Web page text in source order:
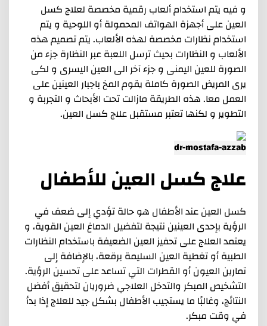
و فيه يتم استخدام ألعاب رقمية مخصصة لعلاج كسل
العين على أجهزة الهواتف المحمولة أو اللوحية و يتم
استخدام نظارات مخصصة لهذه الألعاب. يتم تصميم هذه
الألعاب و النظارات بحيث ترسل اللعبة عبر النظارة جزء من
الصورة للعين اليمنى و جزء آخر الى العين اليسرى و لكى
يرى المريض الصورة كاملة يقوم المخ باجبار العينين على
العمل معا. هذه الطريقة مازالت تحت الأبحاث و التجربة و
التطوير و لكنها تعتبر مستقبل علاج كسل العين.
علاج كسل العين للأطفال
كسل العين عند الأطفال هو حالة تؤدي إلى ضعف في
الرؤية بإحدى العينين نتيجة لتفضيل الدماغ العين القوية، و
يعتمد العلاج على تحفيز العين الضعيفة باستخدام النظارات
الطبية أو تغطية العين السليمة برقعة، بالإضافة إلى
تمارين العيون أو القطرات التي تساعد على تحسين الرؤية.
التشخيص المبكر والتدخل العلاجي ضروريان لتحقيق أفضل
النتائج، وغالبًا ما يستجيب الأطفال بشكل جيد للعلاج إذا بدأ
في وقت مبكر.